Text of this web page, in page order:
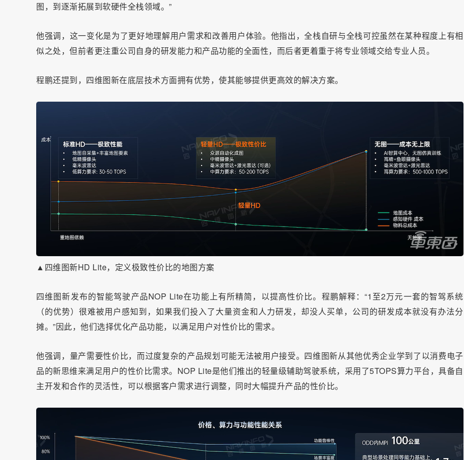
图，到逐渐拓展到软硬件全栈领域。”
他强调，这一变化是为了更好地理解用户需求和改善用户体验。他指出，全栈自研与全栈可控虽然在某种程度上有相
似之处，但前者更注重公司自身的研发能力和产品功能的全面性，而后者更着重于将专业领域交给专业人员。
程鹏还提到，四维图新在底层技术方面拥有优势，使其能够提供更高效的解决方案。
▲四维图新HD Lite，定义极致性价比的地图方案
四维图新发布的智能驾驶产品NOP Lite在功能上有所精简，以提高性价比。程鹏解释：“1至2万元一套的智驾系统
（的优势）很难被用户感知到，如果我们投入了大量资金和人力研发，却没人买单，公司的研发成本就没有办法分
摊。”因此，他们选择优化产品功能，以满足用户对性价比的需求。
他强调，量产需要性价比，而过度复杂的产品规划可能无法被用户接受。四维图新从其他优秀企业学到了以消费电子
品的新思维来满足用户的性价比需求。NOP Lite是他们推出的轻量级辅助驾驶系统，采用了5TOPS算力平台，具备自
主开发和合作的灵活性，可以根据客户需求进行调整，同时大幅提升产品的性价比。